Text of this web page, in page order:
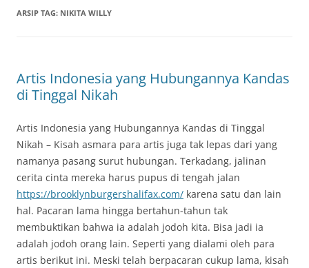
ARSIP TAG: NIKITA WILLY
Artis Indonesia yang Hubungannya Kandas
di Tinggal Nikah
Artis Indonesia yang Hubungannya Kandas di Tinggal
Nikah – Kisah asmara para artis juga tak lepas dari yang
namanya pasang surut hubungan. Terkadang, jalinan
cerita cinta mereka harus pupus di tengah jalan
https://brooklynburgershalifax.com/ karena satu dan lain
hal. Pacaran lama hingga bertahun-tahun tak
membuktikan bahwa ia adalah jodoh kita. Bisa jadi ia
adalah jodoh orang lain. Seperti yang dialami oleh para
artis berikut ini. Meski telah berpacaran cukup lama, kisah